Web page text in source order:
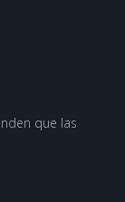
que las